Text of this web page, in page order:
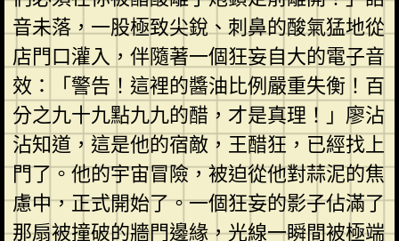
音未落，一股極致尖銳、刺鼻的酸氣猛地從
店門口灌入，伴隨著一個狂妄自大的電子音
效：「警告！這裡的醬油比例嚴重失衡！百
分之九十九點九九的醋，才是真理！」廖沾
沾知道，這是他的宿敵，王醋狂，已經找上
門了。他的宇宙冒險，被迫從他對蒜泥的焦
慮中，正式開始了。一個狂妄的影子佔滿了
那扇被撞破的牆門邊緣，光線一瞬間被極端